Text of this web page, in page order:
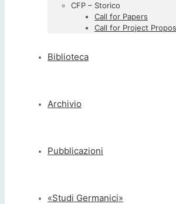
CFP – Storico
Call for Papers
Call for Project
Biblioteca
Archivio
Pubblicazioni
«Studi Germanici»